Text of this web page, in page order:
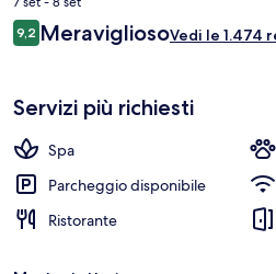
è
184 €
Recensioni
9,29,2 su 10
MeravigliosoVedi le 1.474
Servizi più richiesti
Spa
Parcheggio disponibile
Ristorante